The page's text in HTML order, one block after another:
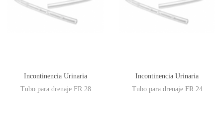
Incontinencia Urinaria
Tubo para drenaje FR:28
Incontinencia Urinaria
Tubo para drenaje FR:24